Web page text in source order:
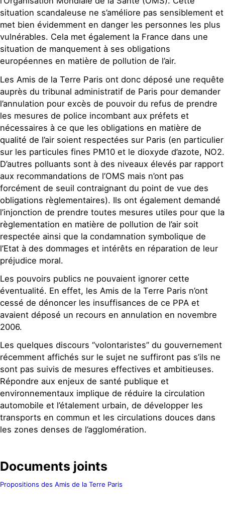
situation scandaleuse ne s’améliore pas sensiblement et
met bien évidemment en danger les personnes les plus
vulnérables. Cela met également la France dans une
situation de manquement à ses obligations
européennes en matière de pollution de l’air.
Les Amis de la Terre Paris ont donc déposé une requête
auprès du tribunal administratif de Paris pour demander
l’annulation pour excès de pouvoir du refus de prendre
les mesures de police incombant aux préfets et
nécessaires à ce que les obligations en matière de
qualité de l’air soient respectées sur Paris (en particulier
sur les particules fines PM10 et le dioxyde d’azote, NO2.
D’autres polluants sont à des niveaux élevés par rapport
aux recommandations de l’OMS mais n’ont pas
forcément de seuil contraignant du point de vue des
obligations règlementaires). Ils ont également demandé
l’injonction de prendre toutes mesures utiles pour que la
règlementation en matière de pollution de l’air soit
respectée ainsi que la condamnation symbolique de
l’Etat à des dommages et intérêts en réparation de leur
préjudice moral.
Les pouvoirs publics ne pouvaient ignorer cette
éventualité. En effet, les Amis de la Terre Paris n’ont
cessé de dénoncer les insuffisances de ce PPA et
avaient déposé un recours en annulation en novembre
2006.
Les quelques discours “volontaristes” du gouvernement
récemment affichés sur le sujet ne suffiront pas s’ils ne
sont pas suivis de mesures effectives et ambitieuses.
Répondre aux enjeux de santé publique et
environnementaux implique de réduire la circulation
automobile et l’étalement urbain, de développer les
transports en commun et les circulations douces dans
les zones denses de l’agglomération.
Documents joints
Propositions des Amis de la Terre Paris